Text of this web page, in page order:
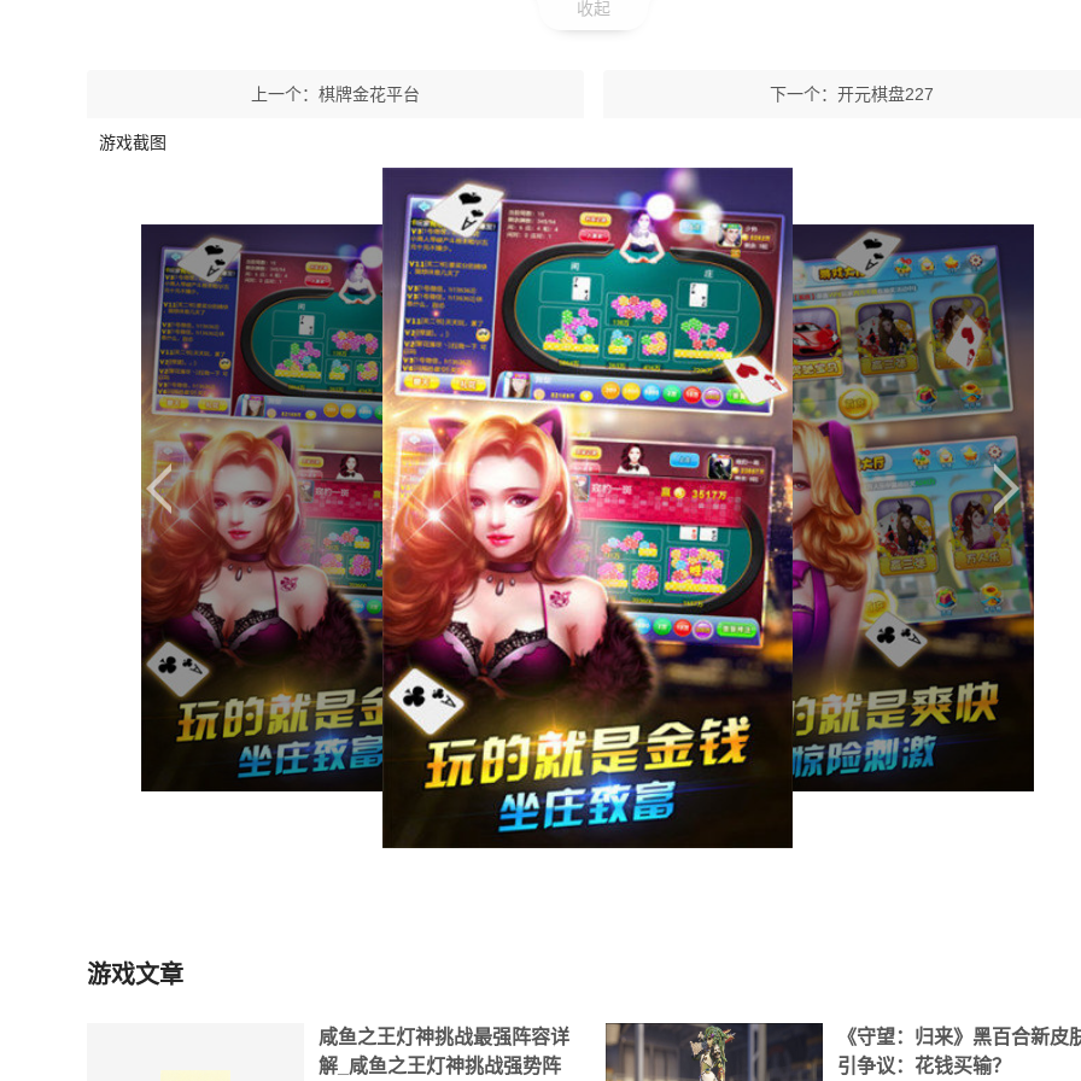
收起
上一个： 棋牌金花平台 下一个：开元棋盘227
游戏截图
游戏文章
咸鱼之王灯神挑战最强阵容详
解_咸鱼之王灯神挑战强势阵
《守望：归来》黑百合新皮
引争议：花钱买输？